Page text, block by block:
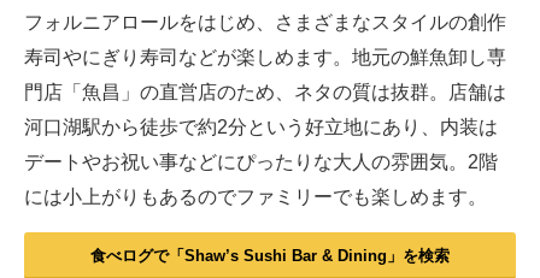
フォルニアロールをはじめ、さまざまなスタイルの創作
寿司やにぎり寿司などが楽しめます。地元の鮮魚卸し専
門店「魚昌」の直営店のため、ネタの質は抜群。店舗は
河口湖駅から徒歩で約2分という好立地にあり、内装は
デートやお祝い事などにぴったりな大人の雰囲気。2階
には小上がりもあるのでファミリーでも楽しめます。
食べログで「Shaw’s Sushi Bar & Dining」を検索